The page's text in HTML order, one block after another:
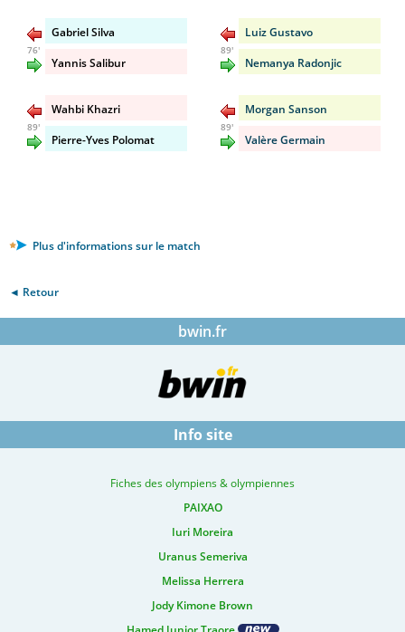
Gabriel Silva
76'
Yannis Salibur
Wahbi Khazri
89'
Pierre-Yves Polomat
Luiz Gustavo
89'
Nemanya Radonjic
Morgan Sanson
89'
Valère Germain
Plus d'informations sur le match
◄ Retour
bwin.fr
Info site
Fiches des olympiens & olympiennes
PAIXAO
Iuri Moreira
Uranus Semeriva
Melissa Herrera
Jody Kimone Brown